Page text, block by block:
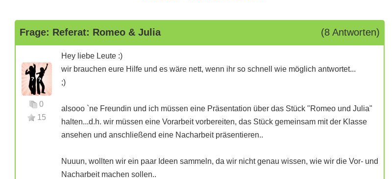
Frage: Referat: Romeo & Julia (8 Antworten)
0
15
Hey liebe Leute :)
wir brauchen eure Hilfe und es wäre nett, wenn ihr so schnell wie möglich antwortet...
;)
alsooo `ne Freundin und ich müssen eine Präsentation über das Stück "Romeo und Julia"
halten...d.h. wir müssen eine Vorarbeit vorbereiten, das Stück gemeinsam mit der Klasse
ansehen und anschließend eine Nacharbeit präsentieren..
Nuuun, wollten wir ein paar Ideen sammeln, da wir nicht genau wissen, wie wir die Vor- und
Nacharbeit machen sollen..